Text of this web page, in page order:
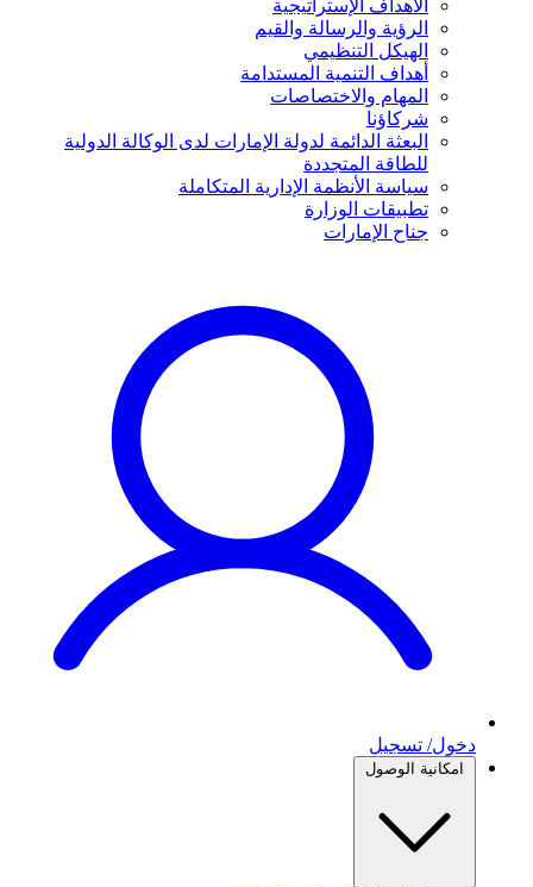
الأهداف الإستراتيجية
الرؤية والرسالة والقيم
الهيكل التنظيمي
أهداف التنمية المستدامة
المهام والاختصاصات
شركاؤنا
البعثة الدائمة لدولة الإمارات لدى الوكالة الدولية
للطاقة المتجددة
سياسة الأنظمة الإدارية المتكاملة
تطبيقات الوزارة
جناح الإمارات
دخول/ تسجيل
امكانية الوصول